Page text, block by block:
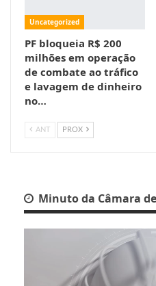
Uncategorized
PF bloqueia R$ 200
milhões em operação
de combate ao tráfico
e lavagem de dinheiro
no…
ANT PROX
Minuto da Câmara